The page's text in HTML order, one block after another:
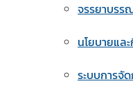
จรรยาบรร
นโยบายแล
ระบบการจั